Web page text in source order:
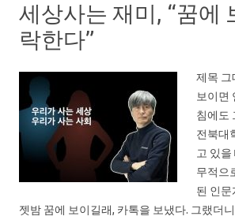
세상사는 재미, “꿈에
락한다”
제목 그
보이면
침에도
전북대
고 있
무적으
된 인문
젯밤 꿈에 보이길래, 카톡을 보냈다. 그랬더